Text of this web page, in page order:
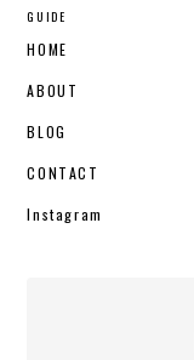
GUIDE
HOME
ABOUT
BLOG
CONTACT
Instagram